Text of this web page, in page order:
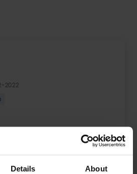
Details About
2022
Można zaznaczyć własne